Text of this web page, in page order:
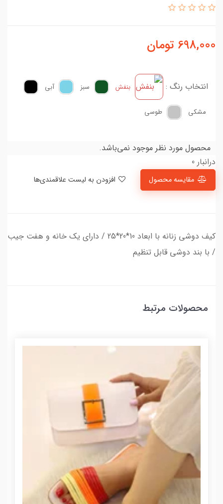
698,000 تومان
انتخاب رنگ : بنفش سبز آبی
مشکی طوسی
محصول مورد نظر موجود نمی‌باشد.
درانبار 0
مقایسه محصول
کیف دوشی زنانه با ابعاد 10*20*25 / دارای یک خانه و هفت جیب
/ با بند دوشی قابل تنظیم
محصولات مرتبط